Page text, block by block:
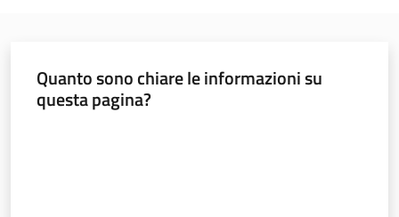
Agricoltura
Quanto sono chiare le informazioni su
questa pagina?